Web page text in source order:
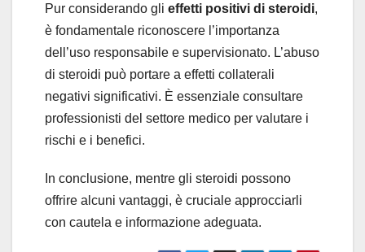
Pur considerando gli effetti positivi di steroidi,
è fondamentale riconoscere l’importanza
dell’uso responsabile e supervisionato. L’abuso
di steroidi può portare a effetti collaterali
negativi significativi. È essenziale consultare
professionisti del settore medico per valutare i
rischi e i benefici.
In conclusione, mentre gli steroidi possono
offrire alcuni vantaggi, è cruciale approcciarli
con cautela e informazione adeguata.